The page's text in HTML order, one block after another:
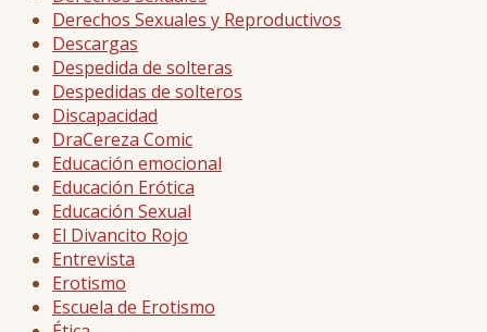
Derechos Sexuales y Reproductivos
Descargas
Despedida de solteras
Despedidas de solteros
Discapacidad
DraCereza Comic
Educación emocional
Educación Erótica
Educación Sexual
El Divancito Rojo
Entrevista
Erotismo
Escuela de Erotismo